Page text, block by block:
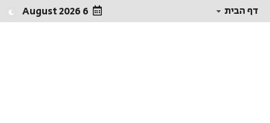
דף הבית 6 August 2026